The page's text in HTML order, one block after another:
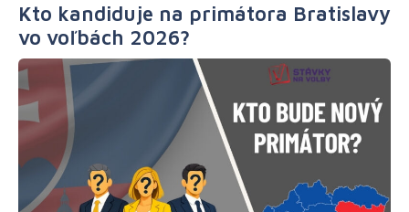
Kto kandiduje na primátora Bratislavy
vo voľbách 2026?